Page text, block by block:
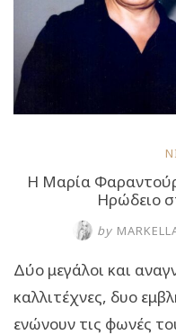
Η Μαρία
Ηρώδειο
by
Δύο μεγάλοι και
καλλιτέχνες, δυο
ενώνουν τις φωνές